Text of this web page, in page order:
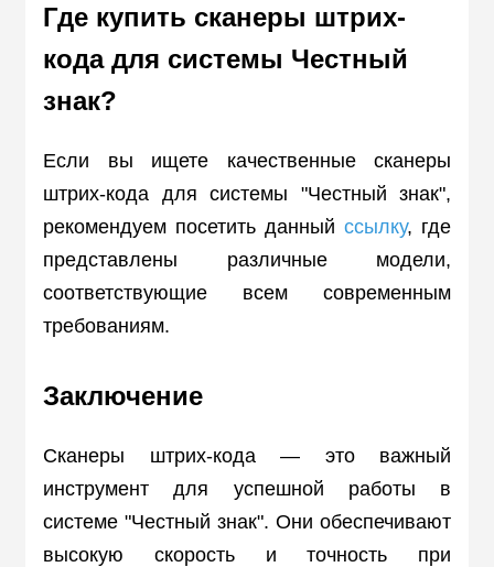
Где купить сканеры штрих-
кода для системы Честный
знак?
Если вы ищете качественные сканеры
штрих-кода для системы "Честный знак",
рекомендуем посетить данный ссылку, где
представлены различные модели,
соответствующие всем современным
требованиям.
Заключение
Сканеры штрих-кода — это важный
инструмент для успешной работы в
системе "Честный знак". Они обеспечивают
высокую скорость и точность при